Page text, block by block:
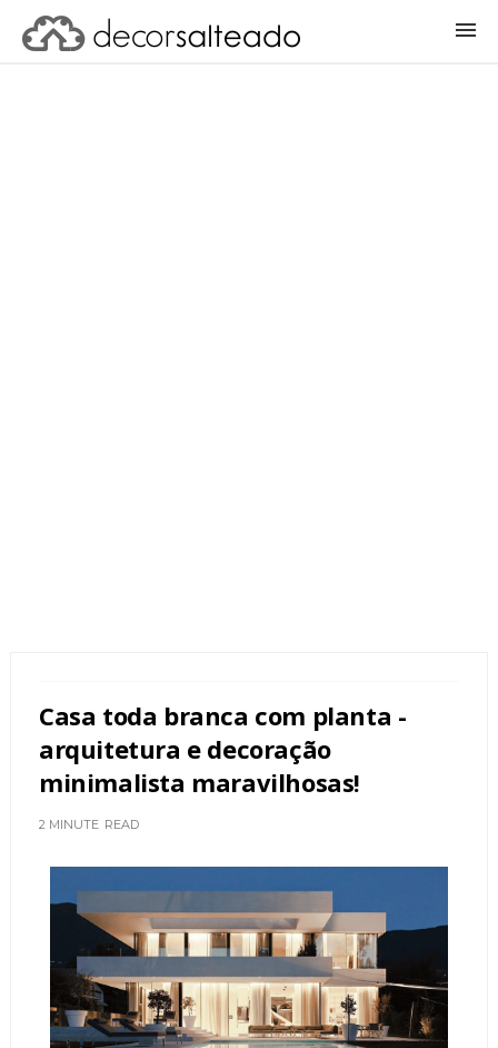
Casa toda branca com planta -
arquitetura e decoração
minimalista maravilhosas!
2 MINUTE READ